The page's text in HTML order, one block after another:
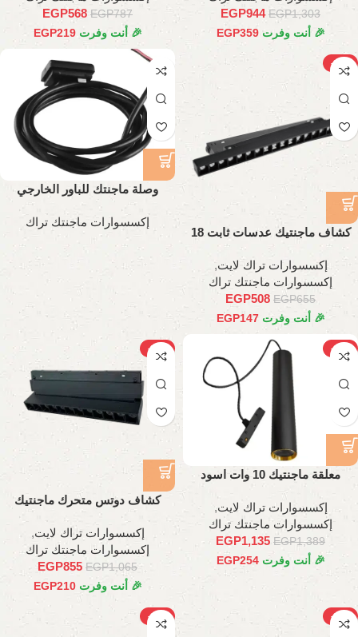
EGP1,303
EGP944
🎉 أنت وفرت EGP359
EGP787
EGP568
🎉 أنت وفرت EGP219
-22%
كشاف ماجنتيك عدسات ثابت 18
إكسسوارات تراك لايت,
إكسسوارات ماجنتك تراك
EGP655
EGP508
🎉 أنت وفرت EGP147
وصلة ماجنتك للباور الخارجي
إكسسوارات ماجنتك تراك
-18%
معلقة ماجنتيك 10 وات اسود
إكسسوارات تراك لايت,
إكسسوارات ماجنتك تراك
EGP1,389
EGP1,135
🎉 أنت وفرت EGP254
-20%
كشاف دوتس متحرك ماجنتيك
عدسات, 18وات , 35سم
إكسسوارات تراك لايت,
إكسسوارات ماجنتك تراك
EGP1,065
EGP855
🎉 أنت وفرت EGP210
-27%
-17%